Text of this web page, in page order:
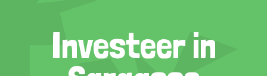
Investeer in